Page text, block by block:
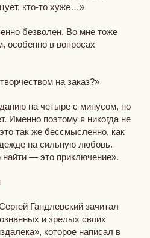
кто-то хуже…»
безволен. Во мне тоже
особенно в вопросах
на заказ?»
на четыре с минусом, но
Именно поэтому я никогда не
так же бессмысленно, как
на сильную любовь.
— это приключение».
Гандлевский зачитал
и зрелых своих
которое написал в